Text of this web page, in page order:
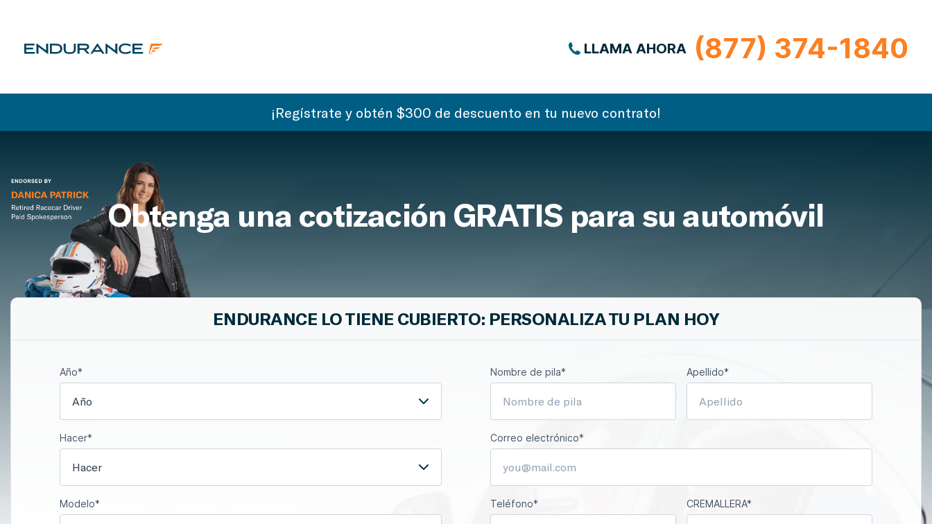
LLAMA AHORA (877) 374-1840
¡Regístrate y obtén $300 de descuento en tu nuevo contrato!
Obtenga una cotización GRATIS para su automóvil
ENDURANCE LO TIENE CUBIERTO: PERSONALIZA TU PLAN HOY
Año*
Año
Hacer*
Hacer
Modelo*
Nombre de pila* Apellido*
Correo electrónico*
Teléfono* CREMALLERA*